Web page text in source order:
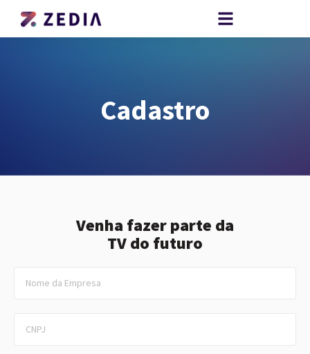
Cadastro
Venha fazer parte da
TV do futuro